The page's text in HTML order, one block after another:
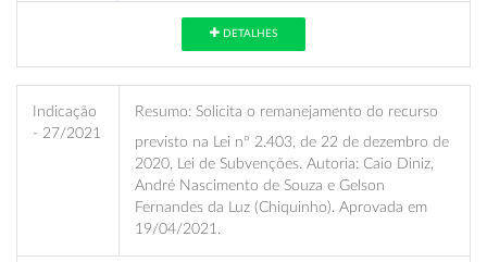
DETALHES
Indicação
- 27/2021
Resumo: Solicita o remanejamento do recurso
previsto na Lei nº 2.403, de 22 de dezembro de
2020, Lei de Subvenções. Autoria: Caio Diniz,
André Nascimento de Souza e Gelson
Fernandes da Luz (Chiquinho). Aprovada em
19/04/2021.